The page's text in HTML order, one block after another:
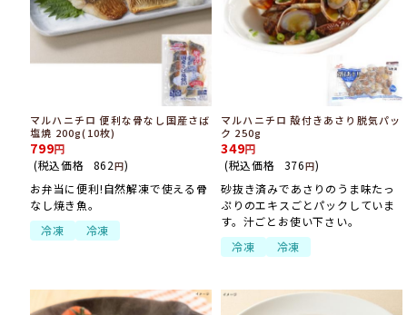
マルハニチロ 便利な骨なし国産さば
塩焼 200g(10枚)
799
(税込価格 862円)
お弁当に便利!自然解凍で使える骨
なし焼き魚。
冷凍
冷凍
マルハニチロ 殻付きあさり脱気パッ
ク 250g
349
(税込価格 376円)
砂抜き済みであさりのうま味たっ
ぷりのエキスごとパックしていま
す。汁ごとお使い下さい。
冷凍
冷凍